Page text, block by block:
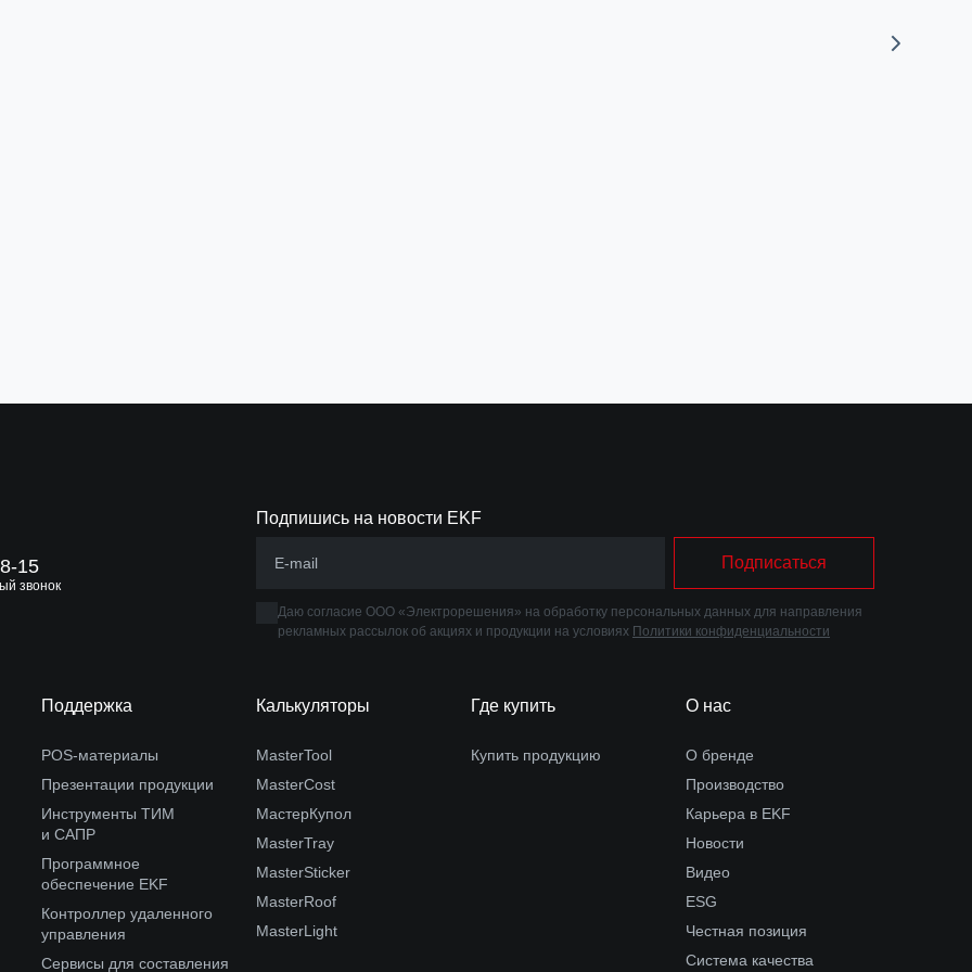
15
звонок
Подпишись на новости EKF
Подписаться
Даю согласие ООО «Электрорешения» на обработку персональных данных для направления
рекламных рассылок об акциях и продукции на условиях Политики конфиденциальности
Поддержка
POS-материалы
Презентации продукции
Инструменты ТИМ
и САПР
Программное
обеспечение EKF
Контроллер удаленного
управления
Сервисы для составления
Калькуляторы
MasterTool
MasterCost
МастерКупол
MasterTray
MasterSticker
MasterRoof
MasterLight
Где купить
Купить продукцию
О нас
О бренде
Производство
Карьера в EKF
Новости
Видео
ESG
Честная позиция
Система качества